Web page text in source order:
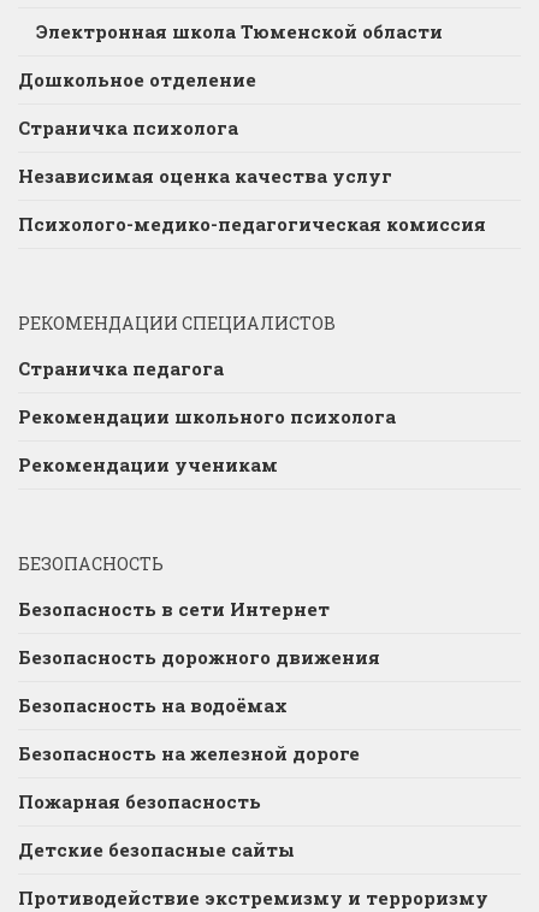
Электронная школа Тюменской области
Дошкольное отделение
Страничка психолога
Независимая оценка качества услуг
Психолого-медико-педагогическая комиссия
РЕКОМЕНДАЦИИ СПЕЦИАЛИСТОВ
Страничка педагога
Рекомендации школьного психолога
Рекомендации ученикам
БЕЗОПАСНОСТЬ
Безопасность в сети Интернет
Безопасность дорожного движения
Безопасность на водоёмах
Безопасность на железной дороге
Пожарная безопасность
Детские безопасные сайты
Противодействие экстремизму и терроризму